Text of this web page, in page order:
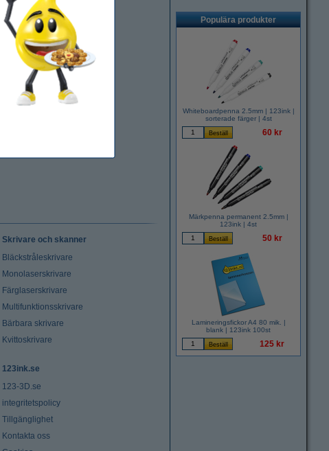
Populära produkter
Whiteboardpenna 2.5mm | 123ink |
sorterade färger | 4st
60 kr
Märkpenna permanent 2.5mm |
123ink | 4st
50 kr
Lamineringsfickor A4 80 mik. |
blank | 123ink 100st
125 kr
Skrivare och skanner
Bläckstråleskrivare
Monolaserskrivare
Färglaserskrivare
Multifunktionsskrivare
Bärbara skrivare
Kvittoskrivare
123ink.se
123-3D.se
integritetspolicy
Tillgänglighet
Kontakta oss